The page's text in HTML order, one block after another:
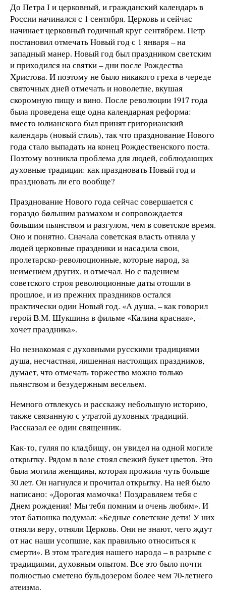
До Петра I и церковный, и гражданский календарь в
России начинался с 1 сентября. Церковь и сейчас
начинает церковный годичный круг сентябрем. Петр
постановил отмечать Новый год с 1 января – на
западный манер. Новый год был праздником светским
и приходился на святки – дни после Рождества
Христова. И поэтому не было никакого греха в череде
святочных дней отмечать и новолетие, вкушая
скоромную пищу и вино. После революции 1917 года
была проведена еще одна календарная реформа:
вместо юлианского был принят григорианский
календарь (новый стиль), так что празднование Нового
года стало выпадать на конец Рождественского поста.
Поэтому возникла проблема для людей, соблюдающих
духовные традиции: как праздновать Новый год и
праздновать ли его вообще?
Празднование Нового года сейчас совершается с
гораздо большим размахом и сопровождается
большим пьянством и разгулом, чем в советское время.
Оно и понятно. Сначала советская власть отняла у
людей церковные праздники и насадила свои,
пролетарско-революционные, которые народ, за
неимением других, и отмечал. Но с падением
советского строя революционные даты отошли в
прошлое, и из прежних праздников остался
практически один Новый год. «А душа, – как говорил
герой В.М. Шукшина в фильме «Калина красная», –
хочет праздника».
Но незнакомая с духовными русскими традициями
душа, несчастная, лишенная настоящих праздников,
думает, что отмечать торжество можно только
пьянством и безудержным весельем.
Немного отвлекусь и расскажу небольшую историю,
также связанную с утратой духовных традиций.
Рассказал ее один священник.
Как-то, гуляя по кладбищу, он увидел на одной могиле
открытку. Рядом в вазе стоял свежий букет цветов. Это
была могила женщины, которая прожила чуть больше
30 лет. Он нагнулся и прочитал открытку. На ней было
написано: «Дорогая мамочка! Поздравляем тебя с
Днем рождения! Мы тебя помним и очень любим». И
этот батюшка подумал: «Бедные советские дети! У них
отняли веру, отняли Церковь. Они не знают, чего ждут
от нас наши усопшие, как правильно относиться к
смерти». В этом трагедия нашего народа – в разрыве с
традициями, духовным опытом. Все это было почти
полностью сметено бульдозером более чем 70-летнего
атеизма.